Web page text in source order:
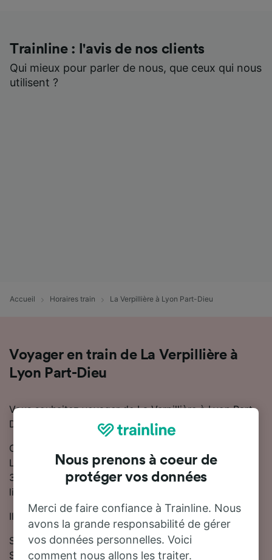
Trainline : l'avis de nos clients
Qui mieux pour parler de nous, que ceux qui nous
utilisent ?
Accueil Horaires train La Verpillière à Lyon Part-Dieu
Voyager en train de La Verpillière à
Lyon Part-Dieu
Vous souhaitez voyager de La Verpillière à Lyon Part-
Dieu en train ? Vous êtes au bon endroit !
On estime que le trajet en train entre La Verpillière et
Lyon Part-Dieu dure en moyenne 22 minutes. Environ
30 trains trains circulent quotidiennement sur cette
ligne.
Il existe des trains directs sur ce trajet.
Sur cette ligne, les trains sont exploités par TGV et
SNCF.
Nous prenons à coeur de
protéger vos données
Merci de faire confiance à Trainline. Nous
avons la grande responsabilité de gérer
vos données personnelles. Voici
comment nous allons les traiter.